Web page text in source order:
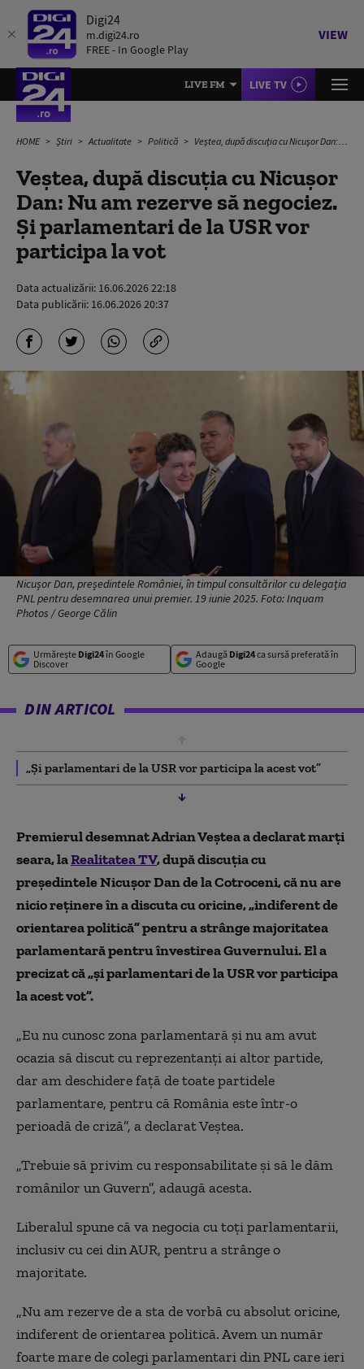
Digi24
m.digi24.ro
FREE - In Google Play
VIEW
LIVE FM LIVE TV
HOME Știri Actualitate Politică Veștea, după discuția cu Nicușor Dan: Nu am rezerve să negociez. Și parlamentari de la USR vor participa la vot
Veștea, după discuția cu Nicușor
Dan: Nu am rezerve să negociez.
Și parlamentari de la USR vor
participa la vot
Data actualizării: 16.06.2026 22:18
Data publicării: 16.06.2026 20:37
Nicușor Dan, președintele României, în timpul consultărilor cu delegația
PNL pentru desemnarea unui premier. 19 iunie 2025. Foto: Inquam
Photos / George Călin
Urmărește Digi24în Google
Discover
Adaugă Digi24ca sursă preferată în
Google
DIN ARTICOL
„Și parlamentari de la USR vor participa la acest vot”
Premierul desemnat Adrian Veștea a declarat marți
seara, laRealitatea TV, după discuția cu
președintele Nicușor Dan de la Cotroceni, că nu are
nicio reținere în a discuta cu oricine, „indiferent de
orientarea politică” pentru a strânge majoritatea
parlamentară pentru învestirea Guvernului. El a
precizat că „și parlamentari de la USR vor participa
la acest vot”.
„Eu nu cunosc zona parlamentară și nu am avut
ocazia să discut cu reprezentanți ai altor partide,
dar am deschidere față de toate partidele
parlamentare, pentru că România este într-o
perioadă de criză”, a declarat Veștea.
„Trebuie să privim cu responsabilitate și să le dăm
românilor un Guvern”, adaugă acesta.
Liberalul spune că va negocia cu toți parlamentarii,
inclusiv cu cei din AUR, pentru a strânge o
majoritate.
„Nu am rezerve de a sta de vorbă cu absolut oricine,
indiferent de orientarea politică. Avem un număr
foarte mare de colegi parlamentari din PNL care ieri